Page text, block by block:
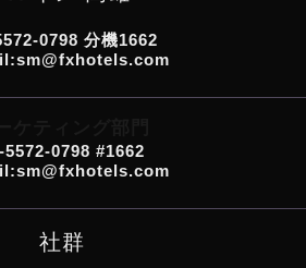
0798 分機1662
5572-0798 #1662
社群